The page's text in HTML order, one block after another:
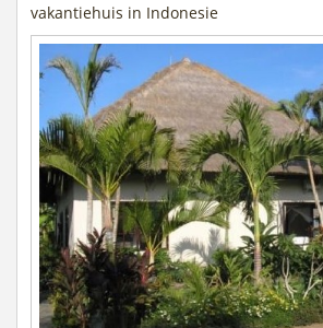
vakantiehuis in Indonesie